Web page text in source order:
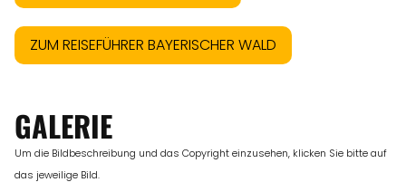
ZUM REISEFÜHRER BAYERISCHER WALD
GALERIE
Um die Bildbeschreibung und das Copyright einzusehen, klicken Sie bitte auf
das jeweilige Bild.